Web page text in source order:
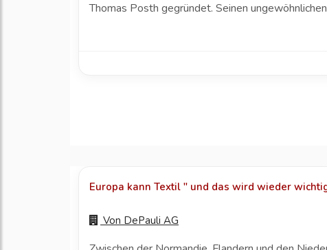
Thomas Posth gegründet. Seinen
Europa kann Textil " und das wird wieder
Von DePauli AG